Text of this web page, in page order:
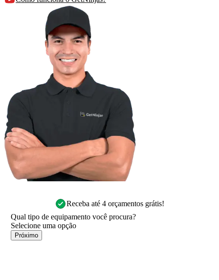
Receba até 4 orçamentos grátis!
Qual tipo de equipamento você procura?
Próximo